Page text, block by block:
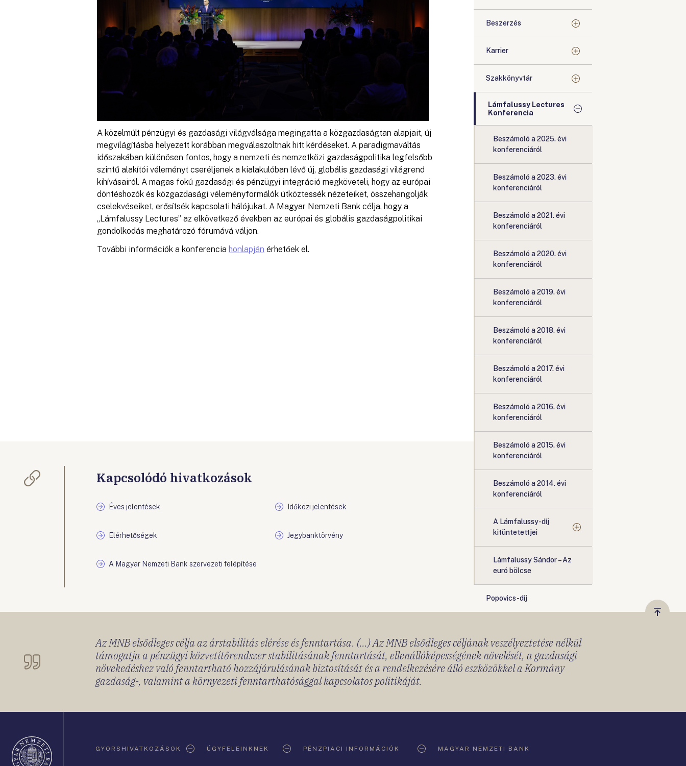
A közelmúlt pénzügyi és gazdasági világválsága megingatta a közgazdaságtan alapjait, új
megvilágításba helyezett korábban megválaszoltnak hitt kérdéseket. A paradigmaváltás
időszakában különösen fontos, hogy a nemzeti és nemzetközi gazdaságpolitika legfelsőbb
szintű alakítói véleményt cseréljenek a kialakulóban lévő új, globális gazdasági világrend
kihívásairól. A magas fokú gazdasági és pénzügyi integráció megköveteli, hogy az európai
döntéshozók és közgazdasági véleményformálók ütköztessék nézeteiket, összehangolják
cselekvéseiket, erősítsék kapcsolati hálójukat. A Magyar Nemzeti Bank célja, hogy a
„Lámfalussy Lectures” az elkövetkező években az európai és globális gazdaságpolitikai
gondolkodás meghatározó fórumává váljon.
További információk a konferencia honlapján érhetőek el.
Kapcsolódó hivatkozások
Éves jelentések Időközi jelentések
Elérhetőségek Jegybanktörvény
A Magyar Nemzeti Bank szervezeti felépítése
Beszerzés
Karrier
Szakkönyvtár
Lámfalussy Lectures
Konferencia
Beszámoló a 2025. évi
konferenciáról
Beszámoló a 2023. évi
konferenciáról
Beszámoló a 2021. évi
konferenciáról
Beszámoló a 2020. évi
konferenciáról
Beszámoló a 2019. évi
konferenciáról
Beszámoló a 2018. évi
konferenciáról
Beszámoló a 2017. évi
konferenciáról
Beszámoló a 2016. évi
konferenciáról
Beszámoló a 2015. évi
konferenciáról
Beszámoló a 2014. évi
konferenciáról
A Lámfalussy-díj
kitüntetettjei
Lámfalussy Sándor – Az
euró bölcse
Popovics-díj
Vissza
Az MNB elsődleges célja az árstabilitás elérése és fenntartása. (...) Az MNB elsődleges céljának veszélyeztetése nélkül
támogatja a pénzügyi közvetítőrendszer stabilitásának fenntartását, ellenállóképességének növelését, a gazdasági
növekedéshez való fenntartható hozzájárulásának biztosítását és a rendelkezésére álló eszközökkel a Kormány
gazdaság-, valamint a környezeti fenntarthatósággal kapcsolatos politikáját.
GYORSHIVATKOZÁSOK ÜGYFELEINKNEK PÉNZPIACI INFORMÁCIÓK MAGYAR NEMZETI BANK